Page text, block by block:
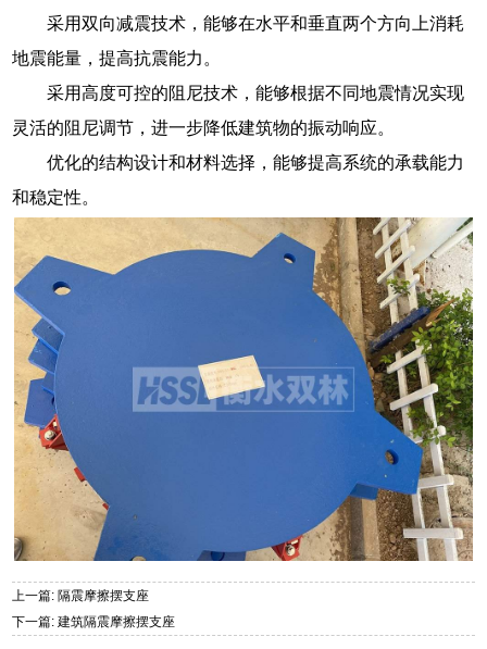
采用双向减震技术，能够在水平和垂直两个方向上消耗
地震能量，提高抗震能力。
采用高度可控的阻尼技术，能够根据不同地震情况实现
灵活的阻尼调节，进一步降低建筑物的振动响应。
优化的结构设计和材料选择，能够提高系统的承载能力
和稳定性。
上一篇: 隔震摩擦摆支座
下一篇: 建筑隔震摩擦摆支座